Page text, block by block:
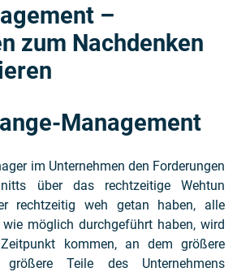
–
zum Nachdenken
Management
im Unternehmen den Forderungen
über das rechtzeitige Wehtun
rechtzeitig weh getan haben, alle
möglich durchgeführt haben, wird
kommen, an dem größere
Teile des Unternehmens